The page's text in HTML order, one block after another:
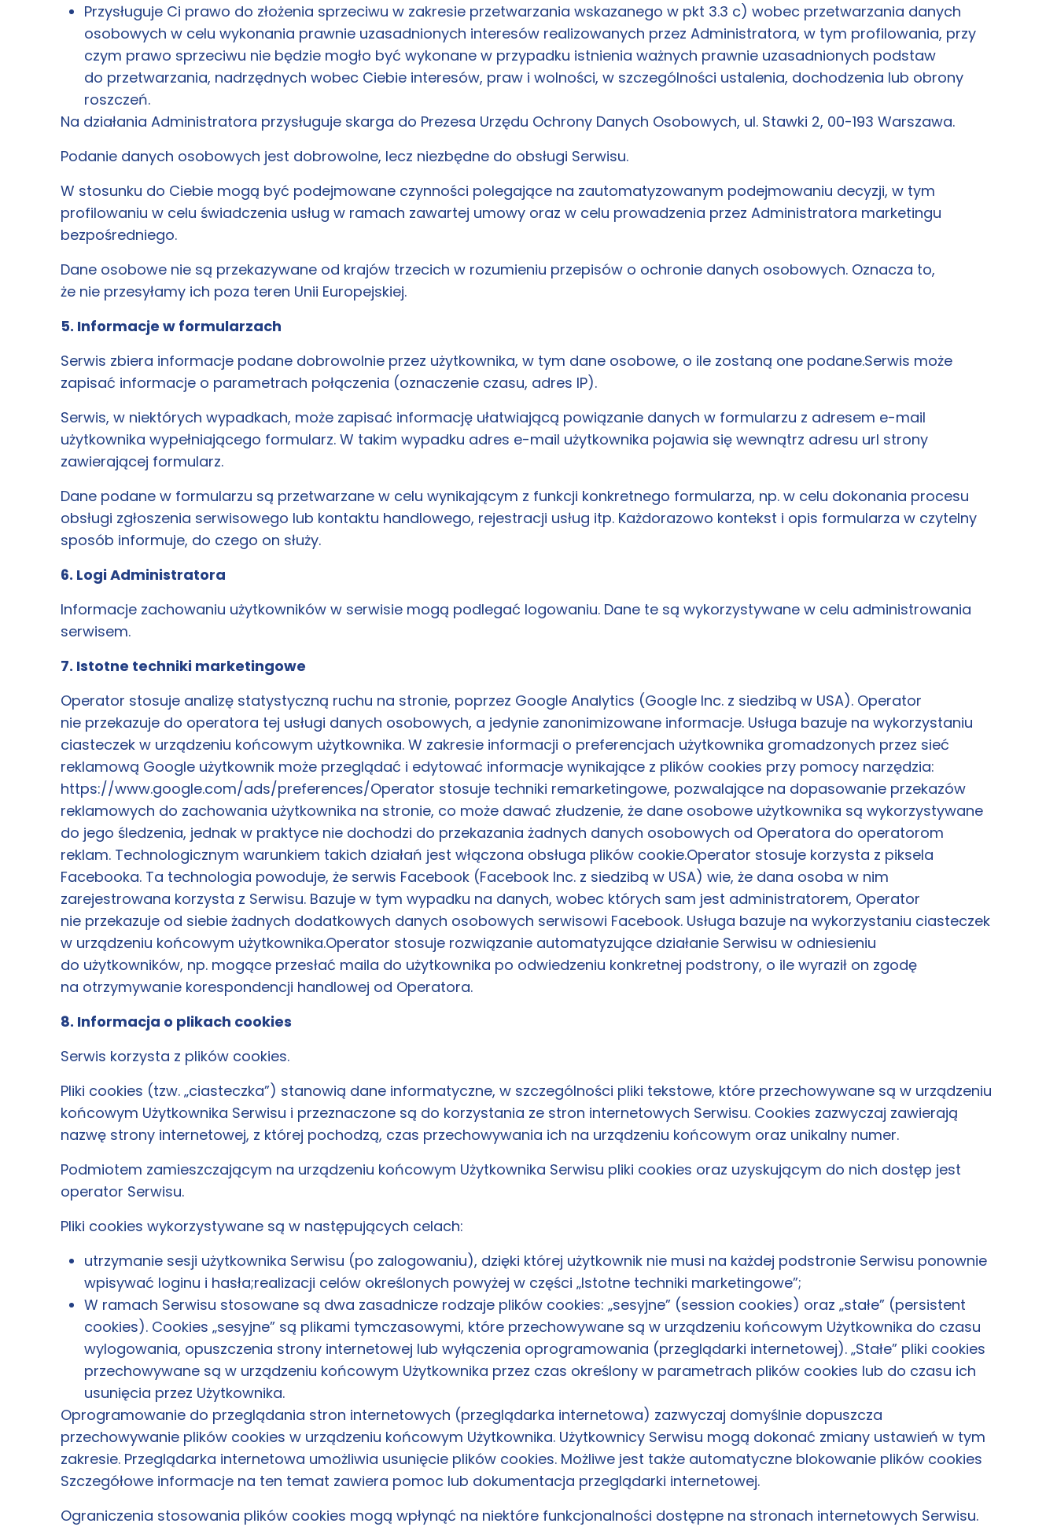
Przysługuje Ci prawo do złożenia sprzeciwu w zakresie przetwarzania wskazanego w pkt 3.3 c) wobec przetwarzania danych
osobowych w celu wykonania prawnie uzasadnionych interesów realizowanych przez Administratora, w tym profilowania, przy
czym prawo sprzeciwu nie będzie mogło być wykonane w przypadku istnienia ważnych prawnie uzasadnionych podstaw
do przetwarzania, nadrzędnych wobec Ciebie interesów, praw i wolności, w szczególności ustalenia, dochodzenia lub obrony
roszczeń.
Na działania Administratora przysługuje skarga do Prezesa Urzędu Ochrony Danych Osobowych, ul. Stawki 2, 00-193 Warszawa.
Podanie danych osobowych jest dobrowolne, lecz niezbędne do obsługi Serwisu.
W stosunku do Ciebie mogą być podejmowane czynności polegające na zautomatyzowanym podejmowaniu decyzji, w tym
profilowaniu w celu świadczenia usług w ramach zawartej umowy oraz w celu prowadzenia przez Administratora marketingu
bezpośredniego.
Dane osobowe nie są przekazywane od krajów trzecich w rozumieniu przepisów o ochronie danych osobowych. Oznacza to,
że nie przesyłamy ich poza teren Unii Europejskiej.
5. Informacje w formularzach
Serwis zbiera informacje podane dobrowolnie przez użytkownika, w tym dane osobowe, o ile zostaną one podane.Serwis może
zapisać informacje o parametrach połączenia (oznaczenie czasu, adres IP).
Serwis, w niektórych wypadkach, może zapisać informację ułatwiającą powiązanie danych w formularzu z adresem e-mail
użytkownika wypełniającego formularz. W takim wypadku adres e-mail użytkownika pojawia się wewnątrz adresu url strony
zawierającej formularz.
Dane podane w formularzu są przetwarzane w celu wynikającym z funkcji konkretnego formularza, np. w celu dokonania procesu
obsługi zgłoszenia serwisowego lub kontaktu handlowego, rejestracji usług itp. Każdorazowo kontekst i opis formularza w czytelny
sposób informuje, do czego on służy.
6. Logi Administratora
Informacje zachowaniu użytkowników w serwisie mogą podlegać logowaniu. Dane te są wykorzystywane w celu administrowania
serwisem.
7. Istotne techniki marketingowe
Operator stosuje analizę statystyczną ruchu na stronie, poprzez Google Analytics (Google Inc. z siedzibą w USA). Operator
nie przekazuje do operatora tej usługi danych osobowych, a jedynie zanonimizowane informacje. Usługa bazuje na wykorzystaniu
ciasteczek w urządzeniu końcowym użytkownika. W zakresie informacji o preferencjach użytkownika gromadzonych przez sieć
reklamową Google użytkownik może przeglądać i edytować informacje wynikające z plików cookies przy pomocy narzędzia:
https://www.google.com/ads/preferences/Operator stosuje techniki remarketingowe, pozwalające na dopasowanie przekazów
reklamowych do zachowania użytkownika na stronie, co może dawać złudzenie, że dane osobowe użytkownika są wykorzystywane
do jego śledzenia, jednak w praktyce nie dochodzi do przekazania żadnych danych osobowych od Operatora do operatorom
reklam. Technologicznym warunkiem takich działań jest włączona obsługa plików cookie.Operator stosuje korzysta z piksela
Facebooka. Ta technologia powoduje, że serwis Facebook (Facebook Inc. z siedzibą w USA) wie, że dana osoba w nim
zarejestrowana korzysta z Serwisu. Bazuje w tym wypadku na danych, wobec których sam jest administratorem, Operator
nie przekazuje od siebie żadnych dodatkowych danych osobowych serwisowi Facebook. Usługa bazuje na wykorzystaniu ciasteczek
w urządzeniu końcowym użytkownika.Operator stosuje rozwiązanie automatyzujące działanie Serwisu w odniesieniu
do użytkowników, np. mogące przesłać maila do użytkownika po odwiedzeniu konkretnej podstrony, o ile wyraził on zgodę
na otrzymywanie korespondencji handlowej od Operatora.
8. Informacja o plikach cookies
Serwis korzysta z plików cookies.
Pliki cookies (tzw. „ciasteczka”) stanowią dane informatyczne, w szczególności pliki tekstowe, które przechowywane są w urządzeniu
końcowym Użytkownika Serwisu i przeznaczone są do korzystania ze stron internetowych Serwisu. Cookies zazwyczaj zawierają
nazwę strony internetowej, z której pochodzą, czas przechowywania ich na urządzeniu końcowym oraz unikalny numer.
Podmiotem zamieszczającym na urządzeniu końcowym Użytkownika Serwisu pliki cookies oraz uzyskującym do nich dostęp jest
operator Serwisu.
Pliki cookies wykorzystywane są w następujących celach:
utrzymanie sesji użytkownika Serwisu (po zalogowaniu), dzięki której użytkownik nie musi na każdej podstronie Serwisu ponownie
wpisywać loginu i hasła;realizacji celów określonych powyżej w części „Istotne techniki marketingowe”;
W ramach Serwisu stosowane są dwa zasadnicze rodzaje plików cookies: „sesyjne” (session cookies) oraz „stałe” (persistent
cookies). Cookies „sesyjne” są plikami tymczasowymi, które przechowywane są w urządzeniu końcowym Użytkownika do czasu
wylogowania, opuszczenia strony internetowej lub wyłączenia oprogramowania (przeglądarki internetowej). „Stałe” pliki cookies
przechowywane są w urządzeniu końcowym Użytkownika przez czas określony w parametrach plików cookies lub do czasu ich
usunięcia przez Użytkownika.
Oprogramowanie do przeglądania stron internetowych (przeglądarka internetowa) zazwyczaj domyślnie dopuszcza
przechowywanie plików cookies w urządzeniu końcowym Użytkownika. Użytkownicy Serwisu mogą dokonać zmiany ustawień w tym
zakresie. Przeglądarka internetowa umożliwia usunięcie plików cookies. Możliwe jest także automatyczne blokowanie plików cookies
Szczegółowe informacje na ten temat zawiera pomoc lub dokumentacja przeglądarki internetowej.
Ograniczenia stosowania plików cookies mogą wpłynąć na niektóre funkcjonalności dostępne na stronach internetowych Serwisu.